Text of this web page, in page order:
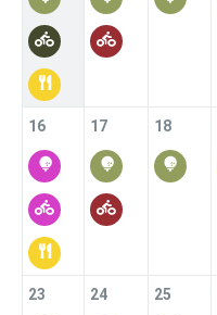
16 17 18
23 24 25